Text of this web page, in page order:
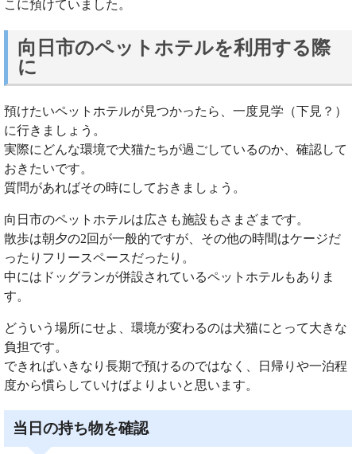
こに預けていました。
向日市のペットホテルを利用する際
に
預けたいペットホテルが見つかったら、一度見学（下見？）
に行きましょう。
実際にどんな環境で犬猫たちが過ごしているのか、確認して
おきたいです。
質問があればその時にしておきましょう。
向日市のペットホテルは広さも施設もさまざまです。
散歩は朝夕の2回が一般的ですが、その他の時間はケージだ
ったりフリースペースだったり。
中にはドッグランが併設されているペットホテルもありま
す。
どういう場所にせよ、環境が変わるのは犬猫にとって大きな
負担です。
できればいきなり長期で預けるのではなく、日帰りや一泊程
度から慣らしていけばよりよいと思います。
当日の持ち物を確認